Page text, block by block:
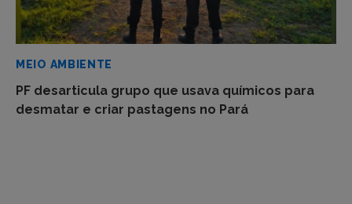
MEIO AMBIENTE
PF desarticula grupo que usava químicos para
desmatar e criar pastagens no Pará